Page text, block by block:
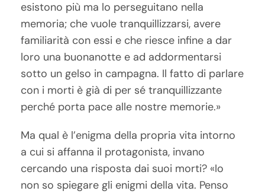
esistono più ma lo perseguitano nella
memoria; che vuole tranquillizzarsi, avere
familiarità con essi e che riesce infine a dar
loro una buonanotte e ad addormentarsi
sotto un gelso in campagna. Il fatto di parlare
con i morti è già di per sé tranquillizzante
perché porta pace alle nostre memorie.»
Ma qual è l’enigma della propria vita intorno
a cui si affanna il protagonista, invano
cercando una risposta dai suoi morti? «Io
non so spiegare gli enigmi della vita. Penso